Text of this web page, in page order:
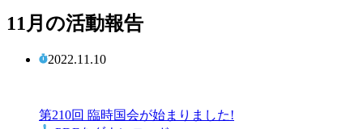
11月の活動報告
2022.11.10
第210回 臨時国会が始まりました!